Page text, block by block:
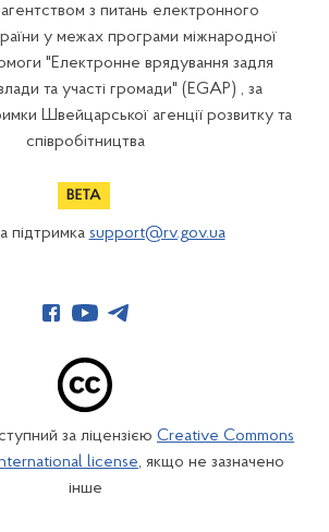
з питань електронного
у межах програми міжнародної
"Електронне врядування задля
влади та участі громади" (EGAP) , за
Швейцарської агенції розвитку та
співробітництва
підтримка support@rv.gov.ua
за ліцензією Creative Commons
license, якщо не зазначено
інше